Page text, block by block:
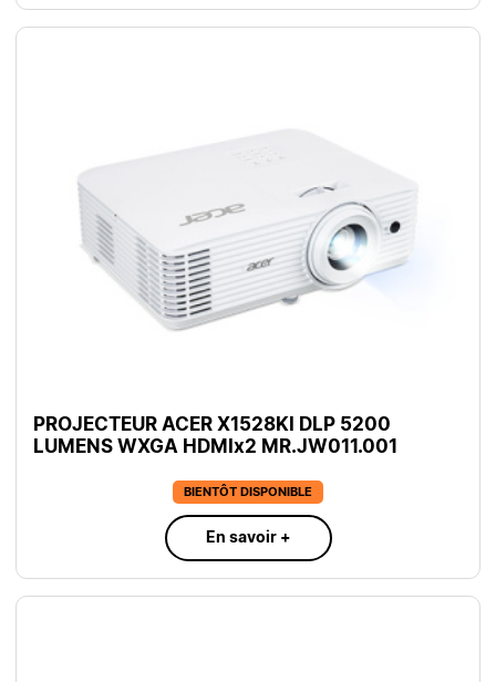
PROJECTEUR ACER X1528KI DLP 5200
LUMENS WXGA HDMIx2 MR.JW011.001
BIENTÔT DISPONIBLE
En savoir +